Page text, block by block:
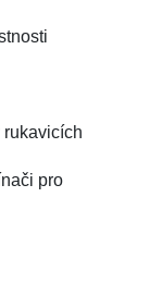
rukavicích
pro